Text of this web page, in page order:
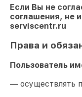
Если Вы не
соглашения, не
serviscentr.ru
Права и
Пользователь
— осуществлять